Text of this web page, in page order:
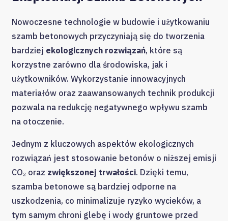
Nowoczesne technologie w budowie i użytkowaniu
szamb betonowych przyczyniają się do tworzenia
bardziej ekologicznych rozwiązań, które są
korzystne zarówno dla środowiska, jak i
użytkowników. Wykorzystanie innowacyjnych
materiałów oraz zaawansowanych technik produkcji
pozwala na redukcję negatywnego wpływu szamb
na otoczenie.
Jednym z kluczowych aspektów ekologicznych
rozwiązań jest stosowanie betonów o niższej emisji
CO₂ oraz zwiększonej trwałości. Dzięki temu,
szamba betonowe są bardziej odporne na
uszkodzenia, co minimalizuje ryzyko wycieków, a
tym samym chroni glebę i wody gruntowe przed